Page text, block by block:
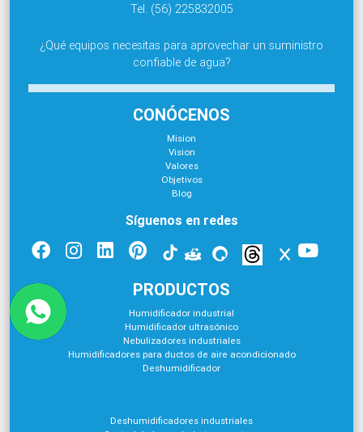
Tel. (56) 225832005
¿Qué equipos necesitas para aprovechar un suministro
confiable de agua?
CONÓCENOS
Mision
Vision
Valores
Objetivos
Blog
Síguenos en redes
PRODUCTOS
Humidificador industrial
Humidificador ultrasónico
Nebulizadores industriales
Humidificadores para ductos de aire acondicionado
Deshumidificador
Deshumidificadores industriales